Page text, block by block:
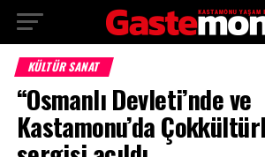
KÜLTÜR SANAT
“Osmanlı Devleti’nde ve
Kastamonu’da